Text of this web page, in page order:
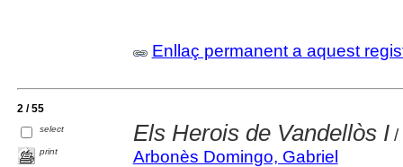
Enllaç permanent a aquest
2 / 55
select
print
Els Herois de Vandellòs I /
Arbonès Domingo, Gabriel